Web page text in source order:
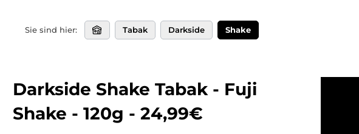
Sie sind hier: Tabak Darkside Shake
Darkside Shake Tabak - Fuji
Shake - 120g - 24,99€